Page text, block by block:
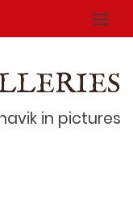
in pictures